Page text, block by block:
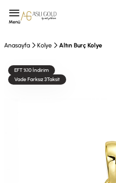
Menü
Anasayfa Kolye Altın Burç Kolye
EFT %10 İndirim
Vade Farksız 3Taksit